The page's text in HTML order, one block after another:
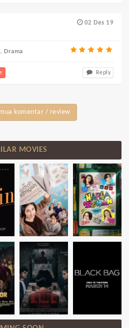
02 Des 19
Drama
Reply
komentar / review
MOVIES